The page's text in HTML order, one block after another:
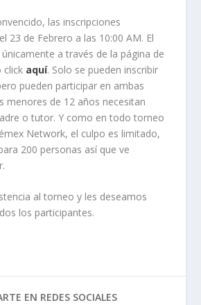
las inscripciones
23 de Febrero a las 10:00 AM. El
a través de la página de
click aquí. Solo se pueden inscribir
pueden participar en ambas
menores de 12 años necesitan
o tutor. Y como en todo torneo
Network, el culpo es limitado,
200 personas así que ve
al torneo y les deseamos
los participantes.
EN REDES SOCIALES